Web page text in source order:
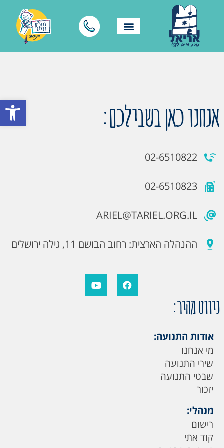
פתח אנחנו כאן בשבילכם:
02-6510822
02-6510823
ARIEL@TARIEL.ORG.IL
ההנהלה הארצית: רחוב הבושם 11, גילה ירושלים
ניווט מהיר:
אודות התנועה:
מי אנחנו
שירי התנועה
שבטי התנועה
יזכור
מנהלי:
רישום
קוד אתי